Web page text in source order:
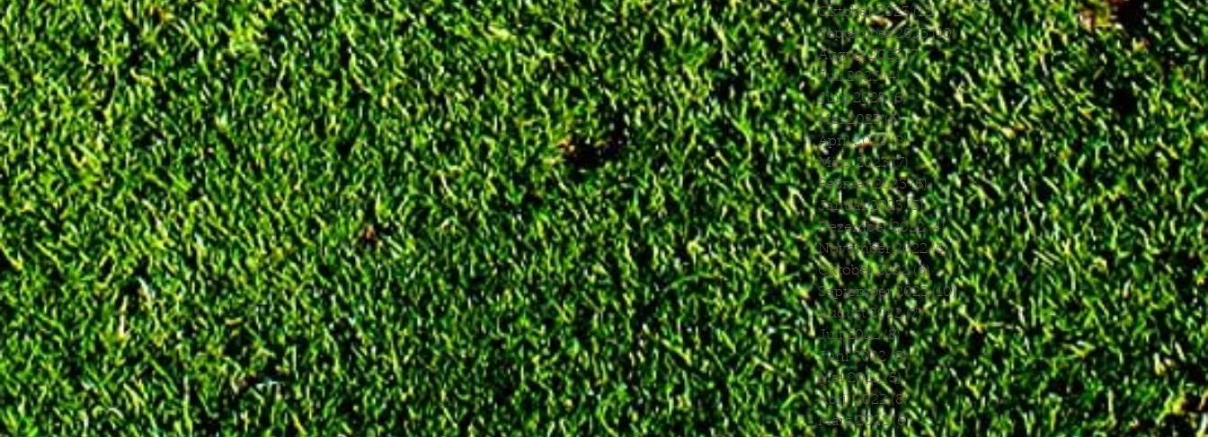
Oktober 2023 (12)12 Beiträge
September 2023 (10) 10 Beiträge
August 2023 (7)7 Beiträge
Juli 2023 (4)4 Beiträge
Juni 2023 (6)6 Beiträge
Mai 2023 (6)6 Beiträge
April 2023 (8)8 Beiträge
März 2023 (7)7 Beiträge
Februar 2023 (6)6 Beiträge
Januar 2023 (3)3 Beiträge
Dezember 2022 (4)4 Beiträge
November 2022 (5)5 Beiträge
Oktober 2022 (5) 5 Beiträge
September 2022 (10)10 Beiträge
August 2022 (7)7 Beiträge
Juli 2022 (8)8 Beiträge
Juni 2022 (8)8 Beiträge
Mai 2022 (5)5 Beiträge
April 2022 (8)8 Beiträge
März 2022 (6)6 Beiträge